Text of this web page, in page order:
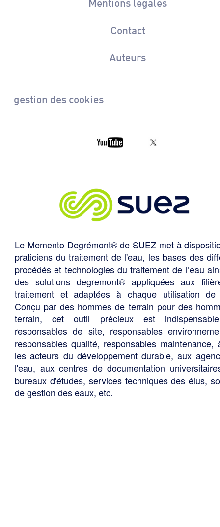
Contact
Auteurs
gestion des cookies
Le Memento Degrémont® de SUEZ met à
praticiens du traitement de l'eau, les bases des
procédés et technologies du traitement de l’eau
des solutions degremont® appliquées aux
traitement et adaptées à chaque utilisation de
Conçu par des hommes de terrain pour des
terrain, cet outil précieux est
responsables de site, responsables
responsables qualité, responsables maintenance,
les acteurs du développement durable, aux
l'eau, aux centres de documentation
bureaux d'études, services techniques des élus,
de gestion des eaux, etc.